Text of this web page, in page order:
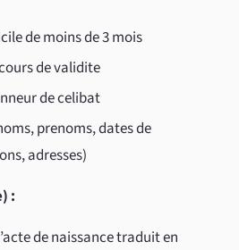
de moins de 3 mois
de validite
de celibat
prenoms, dates de
adresses)
:
de naissance traduit en